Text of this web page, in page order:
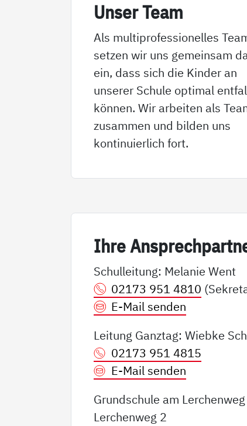
Un­­ser Team
Als multiprofessionelles
setzen wir uns gemeinsam
ein, dass sich die Kinder an
unserer Schule optimal
können. Wir arbeiten als
zusammen und bilden uns
kontinuierlich fort.
Ih­re
Schulleitung: Melanie Went
02173 951 4810
E-Mail senden
Leitung Ganztag: Wiebke
02173 951 4815
E-Mail senden
Grundschule am
Lerchenweg 2